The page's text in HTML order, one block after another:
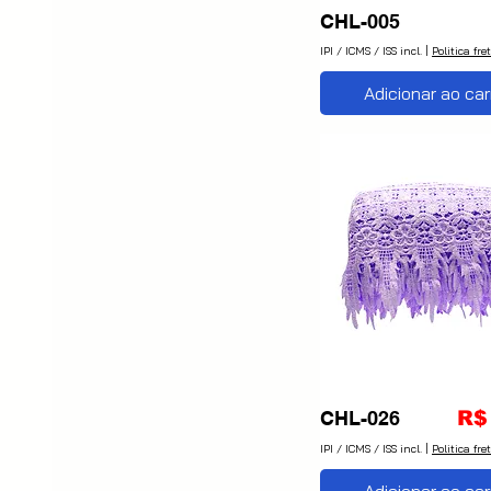
CHL-005
IPI / ICMS / ISS incl. Politica
Adicionar ao
CHL-026
IPI / ICMS / ISS incl. Politica